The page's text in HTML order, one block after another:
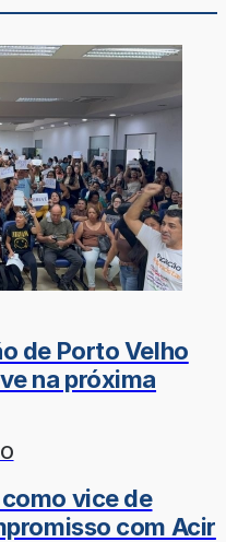
de Porto Velho
na próxima
vice de
com Acir